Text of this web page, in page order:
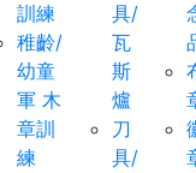
訓練
稚齡/
幼童
軍 木
章訓
練
具/
瓦
斯
爐
刀
具/